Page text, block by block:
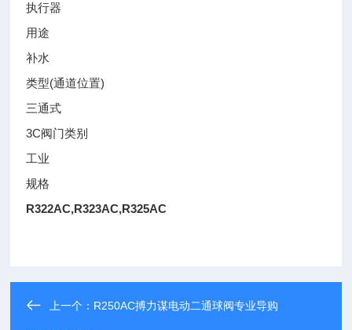
执行器
用途
补水
类型(通道位置)
三通式
3C阀门类别
工业
规格
R322AC,R323AC,R325AC
上一个： R250AC搏力谋电动二通球阀专业导购